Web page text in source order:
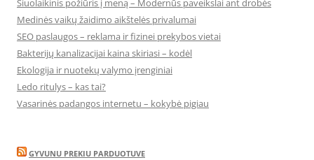
Šiuolaikinis požiūris į meną – Modernūs paveikslai ant drobės
Medinės vaikų žaidimo aikštelės privalumai
SEO paslaugos – reklama ir fizinei prekybos vietai
Bakterijų kanalizacijai kaina skiriasi – kodėl
Ekologija ir nuotekų valymo įrenginiai
Ledo ritulys – kas tai?
Vasarinės padangos internetu – kokybė pigiau
GYVUNU PREKIU PARDUOTUVE